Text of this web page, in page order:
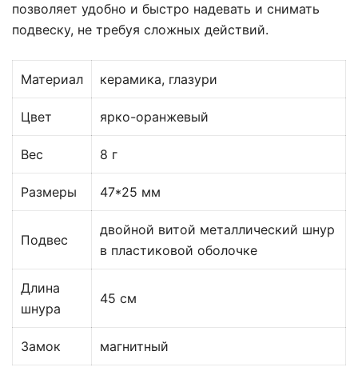
позволяет удобно и быстро надевать и снимать
подвеску, не требуя сложных действий.
Материал керамика, глазури
Цвет ярко-оранжевый
Вес 8 г
Размеры 47*25 мм
Подвес
двойной витой металлический шнур
в пластиковой оболочке
Длина
шнура
45 см
Замок магнитный